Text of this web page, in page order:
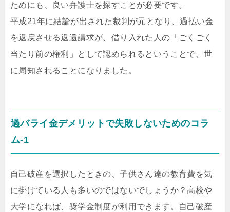
ためにも、良い弁護士を探すことが必要です。
平成21年に結論が出された裁判が元となり、過払い金
を返戻させる返還請求が、借り入れた人の「ごくごく
当たり前の権利」として認められるということで、世
に周知されることになりました。
過バライ金デメリットで失敗しないためのコラ
ム-1
自己破産を選択したときの、子供さん達の教育費を気
に掛けている人も多いのではないでしょうか？高校や
大学になれば、奨学金制度が利用できます。自己破産